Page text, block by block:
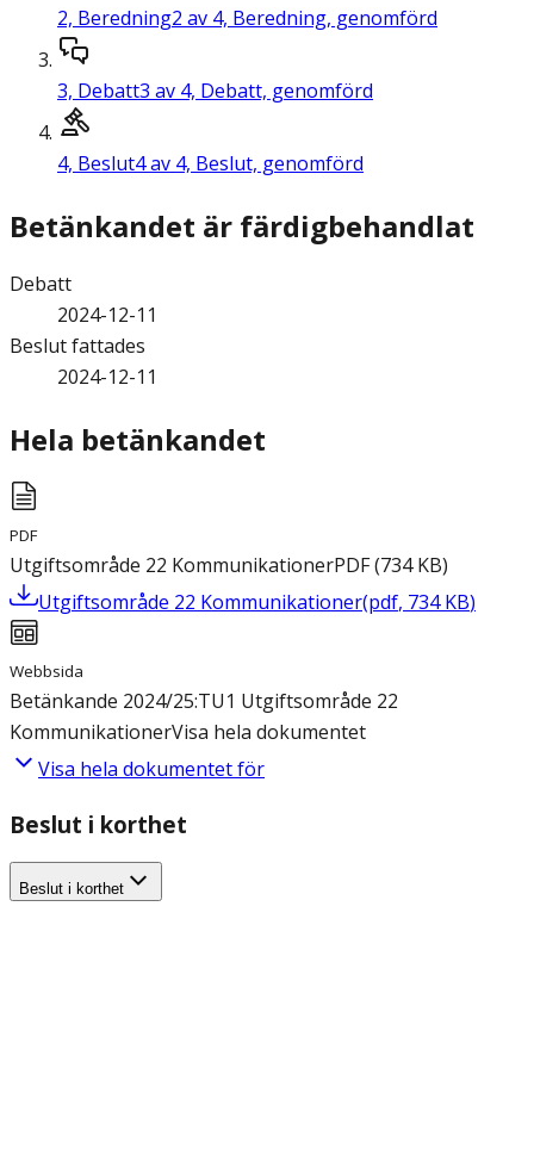
2, Beredning2 av 4, Beredning, genomförd
3, Debatt3 av 4, Debatt, genomförd
4, Beslut4 av 4, Beslut, genomförd
Betänkandet är färdigbehandlat
Debatt
2024-12-11
Beslut fattades
2024-12-11
Hela betänkandet
PDF
Utgiftsområde 22 KommunikationerPDF(734 KB)
Utgiftsområde 22 Kommunikationer(pdf, 734 KB)
Webbsida
Betänkande 2024/25:TU1 Utgiftsområde 22
KommunikationerVisa hela dokumentet
Visa hela dokumentet för
Beslut i korthet
Beslut i korthet